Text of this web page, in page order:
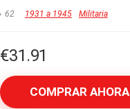
62 1931 a 1945 Militaria
€31.91
COMPRAR AHORA